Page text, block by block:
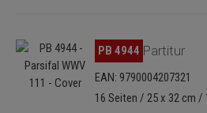
Bildergalerie überspringen
PB 4944 Partitur
EAN: 9790004207321
16 Seiten / 25 x 32 cm